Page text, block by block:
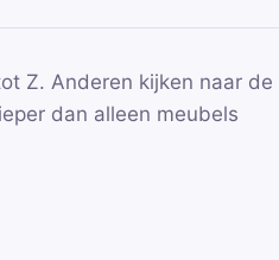
Z. Anderen kijken naar de
dan alleen meubels